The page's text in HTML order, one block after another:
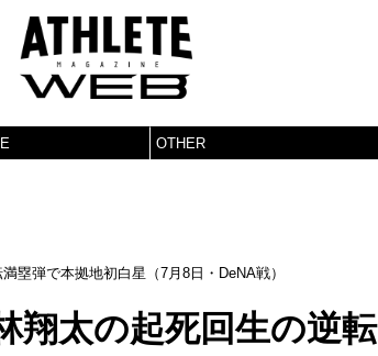
OTHER
塁弾で本拠地初白星（7月8日・DeNA戦）
翔太の起死回生の逆転